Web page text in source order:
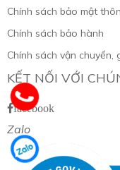
Chính sách bảo mật
Chính sách bảo hành
Chính sách vận chuyển,
KẾT NỐI VỚI
facebook
Zalo